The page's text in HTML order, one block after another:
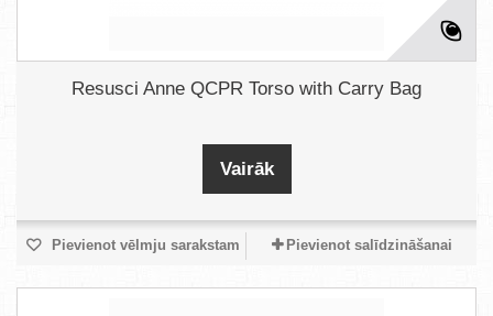
Resusci Anne QCPR Torso with Carry Bag
Vairāk
Pievienot vēlmju sarakstam Pievienot salīdzināšanai